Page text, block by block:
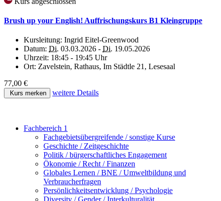
Brush up your English! Auffrischungskurs B1 Kleingruppe
Kursleitung: Ingrid Eitel-Greenwood
Datum: Di. 03.03.2026 - Di. 19.05.2026
Uhrzeit: 18:45 - 19:45 Uhr
Ort: Zavelstein, Rathaus, Im Städtle 21, Lesesaal
77,00 €
Kurs merken weitere Details
Fachbereich 1
Fachgebietsübergreifende / sonstige Kurse
Geschichte / Zeitgeschichte
Politik / bürgerschaftliches Engagement
Ökonomie / Recht / Finanzen
Globales Lernen / BNE / Umweltbildung und
Verbraucherfragen
Persönlichkeitsentwicklung / Psychologie
Diversity / Gender / Interkulturalität